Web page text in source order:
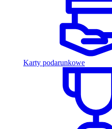
Karty podarunkowe